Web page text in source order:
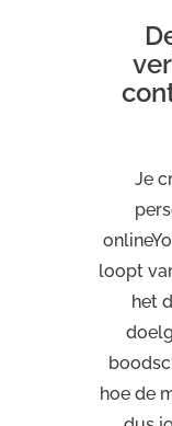
Je
loopt
het
hoe de